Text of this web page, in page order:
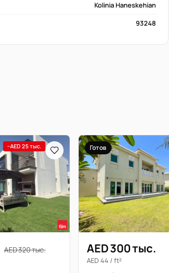
Kolinia Haneskehian
93248
−AED 25 тыс.
AED 320 тыс.
Готов
AED 300 тыс.
AED 44 / ft²